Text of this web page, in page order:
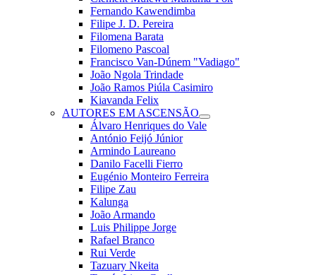
Fernando Kawendimba
Filipe J. D. Pereira
Filomena Barata
Filomeno Pascoal
Francisco Van-Dúnem "Vadiago"
João Ngola Trindade
João Ramos Piúla Casimiro
Kiavanda Felix
AUTORES EM ASCENSÃO
Álvaro Henriques do Vale
António Feijó Júnior
Armindo Laureano
Danilo Facelli Fierro
Eugénio Monteiro Ferreira
Filipe Zau
Kalunga
João Armando
Luis Philippe Jorge
Rafael Branco
Rui Verde
Tazuary Nkeita